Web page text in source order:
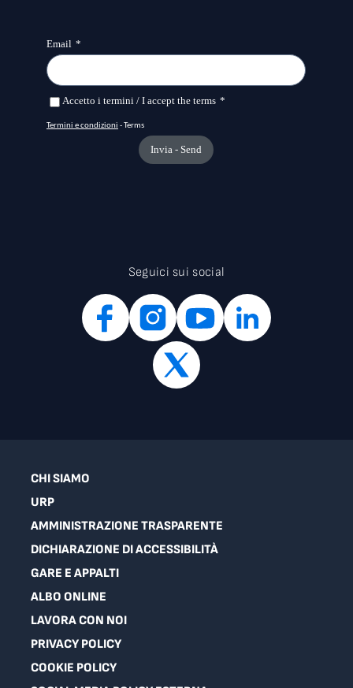
Seguici sui social
CHI SIAMO
URP
AMMINISTRAZIONE TRASPARENTE
DICHIARAZIONE DI ACCESSIBILITÀ
GARE E APPALTI
ALBO ONLINE
LAVORA CON NOI
PRIVACY POLICY
COOKIE POLICY